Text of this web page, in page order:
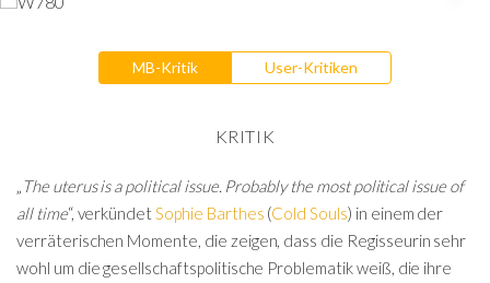
MB-Kritik User-Kritiken
KRITIK
The uterus is a political issue. Probably the most political issue of
all time“, verkündet Sophie Barthes (Cold Souls) in einem der
verräterischen Momente, die zeigen, dass die Regisseurin sehr
wohl um die gesellschaftspolitische Problematik weiß, die ihre